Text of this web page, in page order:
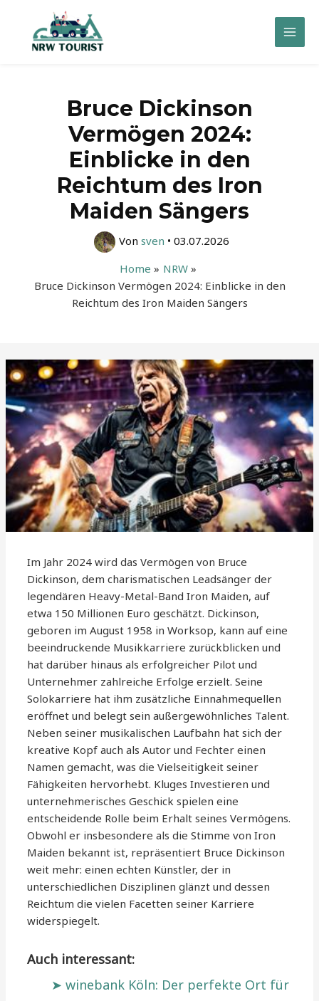
springen
Main
Bruce Dickinson
Vermögen 2024:
Einblicke in den
Reichtum des Iron
Maiden Sängers
Von sven • 03.07.2026
Home
NRW
Bruce Dickinson Vermögen 2024: Einblicke in den
Reichtum des Iron Maiden Sängers
Im Jahr 2024 wird das Vermögen von Bruce
Dickinson, dem charismatischen Leadsänger der
legendären Heavy-Metal-Band Iron Maiden, auf
etwa 150 Millionen Euro geschätzt. Dickinson,
geboren im August 1958 in Worksop, kann auf eine
beeindruckende Musikkarriere zurückblicken und
hat darüber hinaus als erfolgreicher Pilot und
Unternehmer zahlreiche Erfolge erzielt. Seine
Solokarriere hat ihm zusätzliche Einnahmequellen
eröffnet und belegt sein außergewöhnliches Talent.
Neben seiner musikalischen Laufbahn hat sich der
kreative Kopf auch als Autor und Fechter einen
Namen gemacht, was die Vielseitigkeit seiner
Fähigkeiten hervorhebt. Kluges Investieren und
unternehmerisches Geschick spielen eine
entscheidende Rolle beim Erhalt seines Vermögens.
Obwohl er insbesondere als die Stimme von Iron
Maiden bekannt ist, repräsentiert Bruce Dickinson
weit mehr: einen echten Künstler, der in
unterschiedlichen Disziplinen glänzt und dessen
Reichtum die vielen Facetten seiner Karriere
widerspiegelt.
Auch interessant:
winebank Köln: Der perfekte Ort für